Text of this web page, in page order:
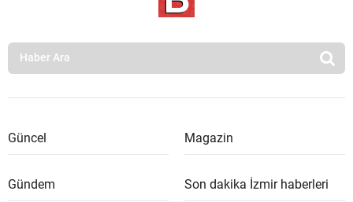
Güncel Magazin
Gündem Son dakika İzmir haberleri